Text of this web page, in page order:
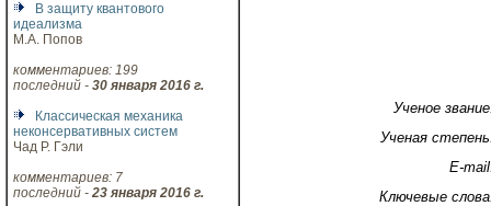
В защиту квантового
идеализма
М.А. Попов
комментариев: 199
последний - 30 января 2016 г.
Классическая механика
неконсервативных систем
Чад Р. Гэли
комментариев: 7
последний - 23 января 2016 г.
Ученое
Ученая
E-
Ключевые